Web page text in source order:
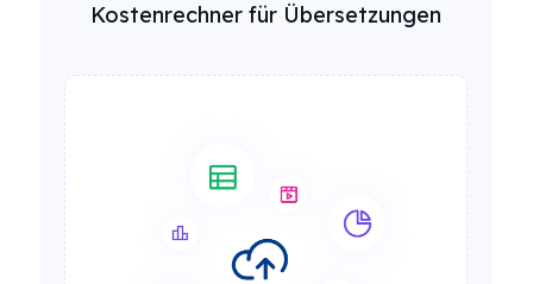
Kostenrechner für Übersetzungen